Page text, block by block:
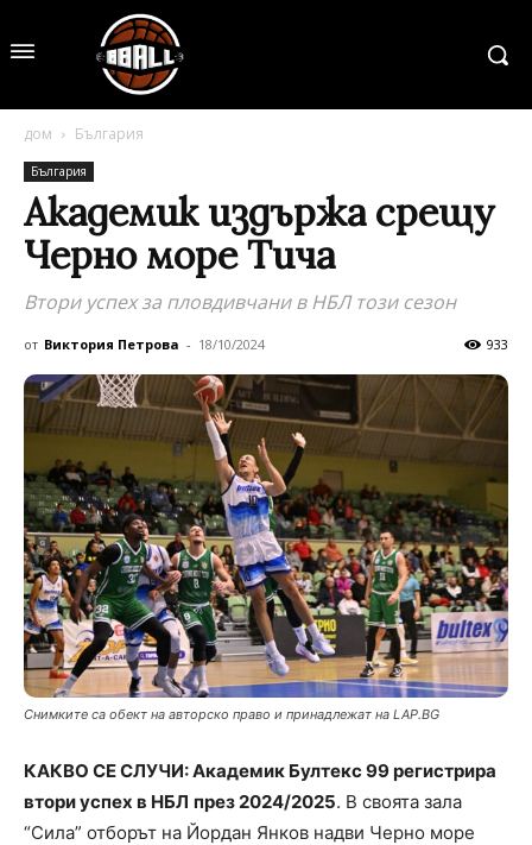
дом България
България
Академик издържа срещу
Черно море Тича
Втори успех за пловдивчани в НБЛ този сезон
от Виктория Петрова - 18/10/2024 933
Снимките са обект на авторско право и принадлежат на LAP.BG
КАКВО СЕ СЛУЧИ: Академик Бултекс 99 регистрира
втори успех в НБЛ през 2024/2025. В своята зала
“Сила” отборът на Йордан Янков надви Черно море